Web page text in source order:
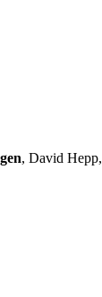
, David Hepp,